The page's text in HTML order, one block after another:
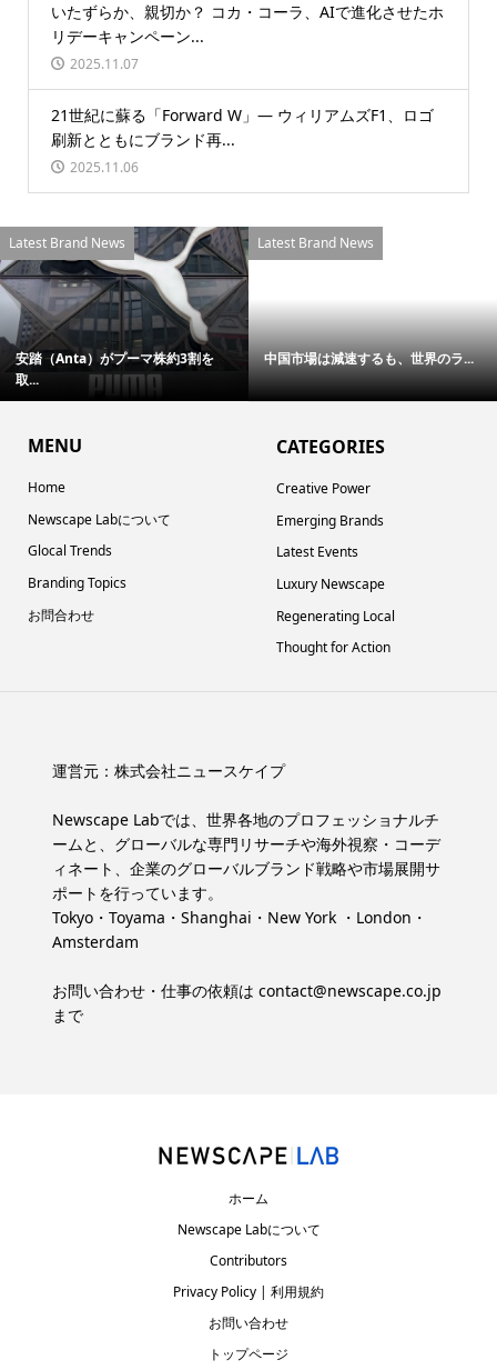
いたずらか、親切か？ コカ・コーラ、AIで進化させたホ
リデーキャンペーン...
2025.11.07
21世紀に蘇る「Forward W」― ウィリアムズF1、ロゴ
刷新とともにブランド再...
2025.11.06
Latest Brand News
安踏（Anta）がプーマ株約3割を
取...
Latest Brand News
中国市場は減速するも、世界のラ...
MENU
Home
Newscape Labについて
Glocal Trends
Branding Topics
お問合わせ
CATEGORIES
Creative Power
Emerging Brands
Latest Events
Luxury Newscape
Regenerating Local
Thought for Action
運営元： 株式会社ニュースケイプ
Newscape Labでは、世界各地のプロフェッショナルチ
ームと、グローバルな専門リサーチや海外視察・コーデ
ィネート、企業のグローバルブランド戦略や市場展開サ
ポートを行っています。
Tokyo・Toyama・Shanghai・New York ・London・
Amsterdam
お問い合わせ・仕事の依頼は contact@newscape.co.jp
まで
ホーム
Newscape Labについて
Contributors
Privacy Policy | 利用規約
お問い合わせ
トップページ